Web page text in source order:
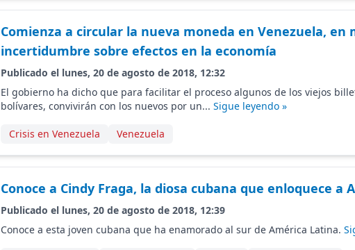
Comienza a circular la nueva moneda en Venezuela, en
incertidumbre sobre efectos en la economía
Publicado el lunes, 20 de agosto de 2018, 12:32
El gobierno ha dicho que para facilitar el proceso algunos de los viejos
bolívares, convivirán con los nuevos por un... Sigue leyendo »
Crisis en Venezuela Venezuela
Conoce a Cindy Fraga, la diosa cubana que enloquece a
Publicado el lunes, 20 de agosto de 2018, 12:39
Conoce a esta joven cubana que ha enamorado al sur de América Latina.